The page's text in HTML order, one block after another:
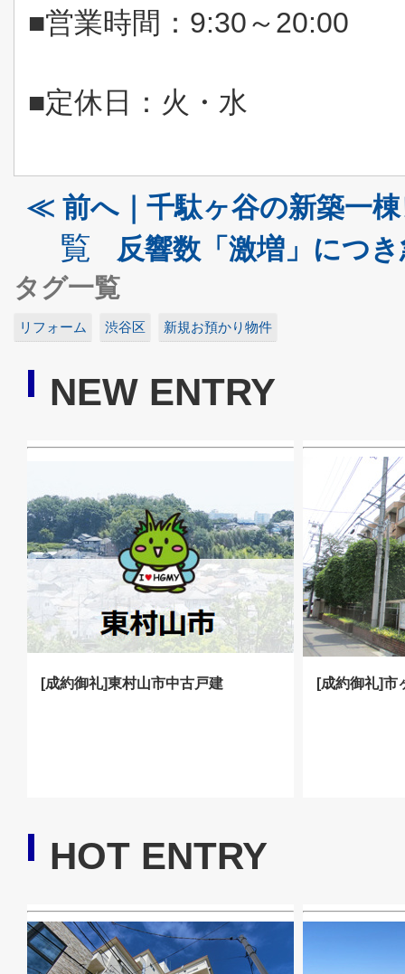
■営業時間： 9:30～20:00
■定休日：火・水
≪ 前へ｜千駄ヶ谷の新築一
覧 反響数「激増」につ
タグ一覧
リフォーム 渋谷区 新規お預かり物件
NEW ENTRY
[成約御礼]東村山市中古戸建 [成約御礼]市
HOT ENTRY